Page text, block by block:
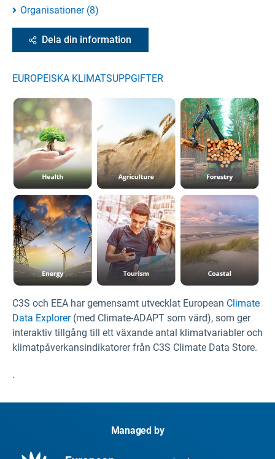
Organisationer (8)
Dela din information
EUROPEISKA KLIMATSUPPGIFTER
C3S och EEA har gemensamt utvecklat European Climate
Data Explorer(med Climate-ADAPT som värd), som ger
interaktiv tillgång till ett växande antal klimatvariabler och
klimatpåverkansindikatorer från C3S Climate Data Store.
.
Managed by